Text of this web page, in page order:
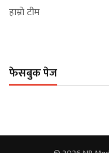
हाम्रो टीम
फेसबुक पेज